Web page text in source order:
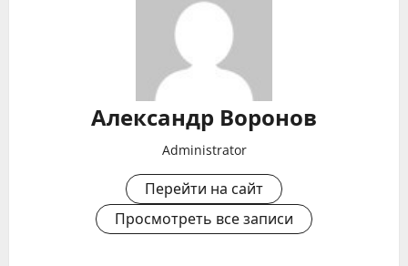
Александр Воронов
Administrator
Перейти на сайт
Просмотреть все записи